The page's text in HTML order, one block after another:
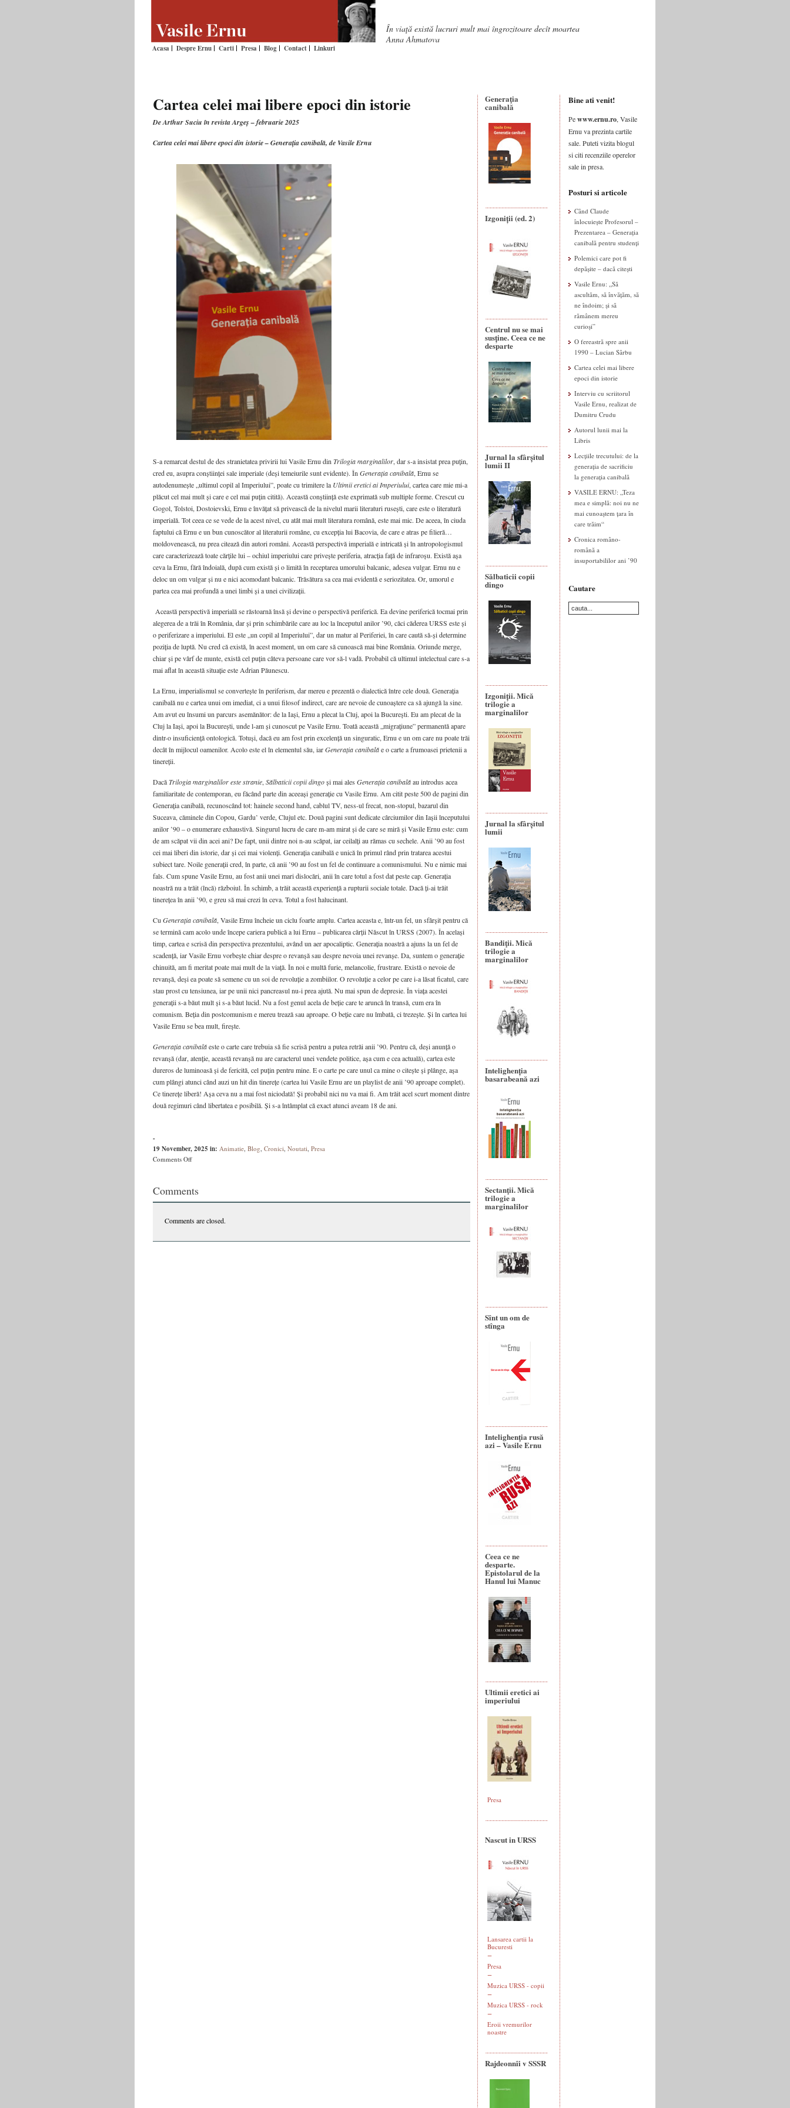
Acasa Despre Ernu Carti Presa Blog Contact Linkuri
În viaţă există lucruri mult mai îngrozitoare decît moartea
Anna Ahmatova
Cartea celei mai libere epoci din istorie
De Arthur Suciu în revista Argeș – februarie 2025
Cartea celei mai libere epoci din istorie – Generația canibală, de Vasile Ernu
S-a remarcat destul de des stranietatea privirii lui Vasile Ernu dinTrilogia marginalilor, dar s-a insistat prea puțin,
cred eu, asupra conștiinței sale imperiale (deși temeiurile sunt evidente). ÎnGenerația canibală, Ernu se
autodenumește „ultimul copil al Imperiului”, poate cu trimitere laUltimii eretici ai Imperiului, cartea care mie mi-a
plăcut cel mai mult și care e cel mai puțin citită). Această conștiință este exprimată sub multiple forme. Crescut cu
Gogol, Tolstoi, Dostoievski, Ernu e învățat să privească de la nivelul marii literaturi rusești, care este o literatură
imperială. Tot ceea ce se vede de la acest nivel, cu atât mai mult literatura română, este mai mic. De aceea, în ciuda
faptului că Ernu e un bun cunoscător al literaturii române, cu excepția lui Bacovia, de care e atras pe filieră…
moldovenească, nu prea citează din autori români. Această perspectivă imperială e intricată și în antropologismul
care caracterizează toate cărțile lui – ochiul imperiului care privește periferia, atracția față de infraroșu. Există așa
ceva la Ernu, fără îndoială, după cum există și o limită în receptarea umorului balcanic, adesea vulgar. Ernu nu e
deloc un om vulgar și nu e nici acomodant balcanic. Trăsătura sa cea mai evidentă e seriozitatea. Or, umorul e
partea cea mai profundă a unei limbi și a unei civilizații.
Această perspectivă imperială se răstoarnă însă și devine o perspectivă periferică. Ea devine periferică tocmai prin
alegerea de a trăi în România, dar și prin schimbările care au loc la începutul anilor ’90, căci căderea URSS este și
o periferizare a imperiului. El este „un copil al Imperiului”, dar un matur al Periferiei, în care caută să-și determine
poziția de luptă. Nu cred că există, în acest moment, un om care să cunoască mai bine România. Oriunde merge,
chiar și pe vârf de munte, există cel puțin câteva persoane care vor să-l vadă. Probabil că ultimul intelectual care s-a
mai aflat în această situație este Adrian Păunescu.
La Ernu, imperialismul se convertește în periferism, dar mereu e prezentă o dialectică între cele două. Generația
canibală nu e cartea unui om imediat, ci a unui filosof indirect, care are nevoie de cunoaștere ca să ajungă la sine.
Am avut eu însumi un parcurs asemănător: de la Iași, Ernu a plecat la Cluj, apoi la București. Eu am plecat de la
Cluj la Iași, apoi la București, unde l-am și cunoscut pe Vasile Ernu. Toată această „migrațiune” permanentă apare
dintr-o insuficiență ontologică. Totuși, dacă eu am fost prin excelență un singuratic, Ernu e un om care nu poate trăi
decât în mijlocul oamenilor. Acolo este el în elementul său, iarGenerația canibalăe o carte a frumoasei prietenii a
tinereții.
DacăTrilogia marginalilor este stranie,Sălbaticii copii dingoși mai ales Generația canibalăau introdus acea
familiaritate de contemporan, eu făcând parte din aceeași generație cu Vasile Ernu. Am citit peste 500 de pagini din
Generația canibală, recunoscând tot: hainele second hand, cablul TV, ness-ul frecat, non-stopul, bazarul din
Suceava, căminele din Copou, Gardu’ verde, Clujul etc. Două pagini sunt dedicate cârciumilor din Iașii începutului
anilor ’90 – o enumerare exhaustivă. Singurul lucru de care m-am mirat și de care se miră și Vasile Ernu este: cum
de am scăpat vii din acei ani? De fapt, unii dintre noi n-au scăpat, iar ceilalți au rămas cu sechele. Anii ’90 au fost
cei mai liberi din istorie, dar și cei mai violenți. Generația canibală e unică în primul rând prin tratarea acestui
subiect tare. Noile generații cred, în parte, că anii ’90 au fost un fel de continuare a comunismului. Nu e nimic mai
fals. Cum spune Vasile Ernu, au fost anii unei mari dislocări, anii în care totul a fost dat peste cap. Generația
noastră nu a trăit (încă) războiul. În schimb, a trăit această experiență a rupturii sociale totale. Dacă ți-ai trăit
tinerețea în anii ’90, e greu să mai crezi în ceva. Totul a fost halucinant.
CuGenerația canibală, Vasile Ernu încheie un ciclu foarte amplu. Cartea aceasta e, într-un fel, un sfârșit pentru că
se termină cam acolo unde începe cariera publică a lui Ernu – publicarea cărții Născut în URSS (2007). În același
timp, cartea e scrisă din perspectiva prezentului, având un aer apocaliptic. Generația noastră a ajuns la un fel de
scadență, iar Vasile Ernu vorbește chiar despre o revanșă sau despre nevoia unei revanșe. Da, suntem o generație
chinuită, am fi meritat poate mai mult de la viață. În noi e multă furie, melancolie, frustrare. Există o nevoie de
revanșă, deși ea poate să semene cu un soi de revoluție a zombiilor. O revoluție a celor pe care i-a lăsat ficatul, care
stau prost cu tensiunea, iar pe unii nici pancreasul nu-i prea ajută. Nu mai spun de depresie. În viața acestei
generații s-a băut mult și s-a băut lucid. Nu a fost genul acela de beție care te aruncă în transă, cum era în
comunism. Beția din postcomunism e mereu trează sau aproape. O beție care nu îmbată, ci trezește. Și în cartea lui
Vasile Ernu se bea mult, firește.
Generația canibalăeste o carte care trebuia să fie scrisă pentru a putea retrăi anii ’90. Pentru că, deși anunță o
revanșă (dar, atenție, această revanșă nu are caracterul unei vendete politice, așa cum e cea actuală), cartea este
dureros de luminoasă și de fericită, cel puțin pentru mine. E o carte pe care unul ca mine o citește și plânge, așa
cum plângi atunci când auzi un hit din tinerețe (cartea lui Vasile Ernu are un playlist de anii ’90 aproape complet).
Ce tinerețe liberă! Așa ceva nu a mai fost niciodată! Și probabil nici nu va mai fi. Am trăit acel scurt moment dintre
două regimuri când libertatea e posibilă. Și s-a întâmplat că exact atunci aveam 18 de ani.
-
19 November, 2025 in: Animatie, Blog, Cronici, Noutati, Presa
Comments Offon
mai
libere
din
Comments
Comments are closed.
Generaţia
canibală
Izgoniții (ed. 2)
Centrul nu se mai
susține. Ceea ce ne
desparte
Jurnal la sfârșitul
lumii II
Sălbaticii copii
dingo
Izgoniții. Mică
trilogie a
marginalilor
Jurnal la sfârșitul
lumii
Bandiţii. Mică
trilogie a
marginalilor
Intelighenția
basarabeană azi
Sectanţii. Mică
trilogie a
marginalilor
Sînt un om de
stînga
Intelighenţia rusă
azi – Vasile Ernu
Ceea ce ne
desparte.
Epistolarul de la
Hanul lui Manuc
Ultimii eretici ai
imperiului
Presa
Nascut in URSS
Lansarea cartii la
Bucuresti
Presa
Muzica URSS - copii
Muzica URSS - rock
Eroii vremurilor
noastre
Rajdeonnîi v SSSR
Bine ati venit!
Pewww.ernu.ro, Vasile
Ernu va prezinta cartile
sale. Puteti vizita blogul
si citi recenziile operelor
sale in presa.
Posturi si articole
Când Claude
înlocuiește Profesorul –
Prezentarea – Generația
canibală pentru studenți
Polemici care pot fi
depășite – dacă citești
Vasile Ernu: „Să
ascultăm, să învățăm, să
ne îndoim; și să
rămânem mereu
curioși”
O fereastră spre anii
1990 – Lucian Sârbu
Cartea celei mai libere
epoci din istorie
Interviu cu scriitorul
Vasile Ernu, realizat de
Dumitru Crudu
Autorul lunii mai la
Libris
Lecțiile trecutului: de la
generația de sacrificiu
la generația canibală
VASILE ERNU: „Teza
mea e simplă: noi nu ne
mai cunoaștem țara în
care trăim“
Cronica româno-
română a
insuportabililor ani ’90
Cautare